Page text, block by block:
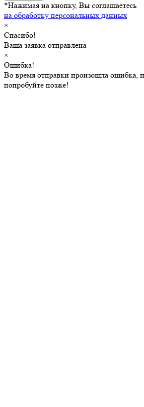
*Нажимая на кнопку, Вы соглашаетесь
на обработку персональных данных
×
Спасибо!
Ваша заявка отправлена
×
Ошибка!
Во время отправки произошла ошибка,
попробуйте позже!